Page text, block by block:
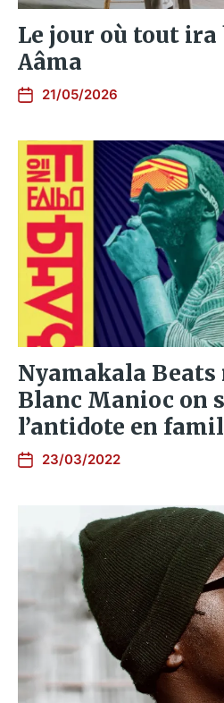
Le jour où tout
Aâma
21/05/2026
Nyamakala Beats
Blanc Manioc on
l’antidote en
23/03/2022